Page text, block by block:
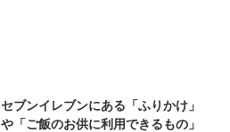
セブンイレブンにある「ふりかけ」
や「ご飯のお供に利用できるもの」